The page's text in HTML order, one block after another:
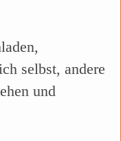
selbst, andere
und